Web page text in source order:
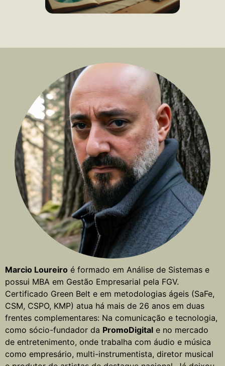
Marcio Loureiro é formado em Análise de Sistemas e
possui MBA em Gestão Empresarial pela FGV.
Certificado Green Belt e em metodologias ágeis (SaFe,
CSM, CSPO, KMP) atua há mais de 26 anos em duas
frentes complementares: Na comunicação e tecnologia,
como sócio-fundador da PromoDigital e no mercado
de entretenimento, onde trabalha com áudio e música
como empresário, multi-instrumentista, diretor musical